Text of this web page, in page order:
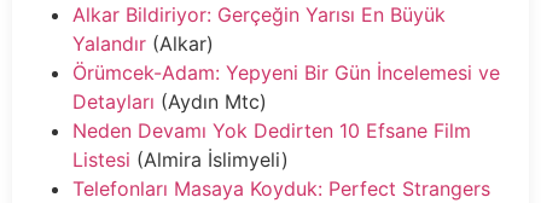
Alkar Bildiriyor: Gerçeğin Yarısı En Büyük
Yalandır (Alkar)
Örümcek-Adam: Yepyeni Bir Gün İncelemesi ve
Detayları (Aydın Mtc)
Neden Devamı Yok Dedirten 10 Efsane Film
Listesi (Almira İslimyeli)
Telefonları Masaya Koyduk: Perfect Strangers